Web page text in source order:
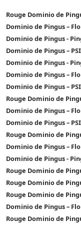
Rouge Dominio de
Dominio de Pingus –
Dominio de Pingus -
Dominio de Pingus –
Dominio de Pingus -
Dominio de Pingus –
Dominio de Pingus –
Rouge Dominio de
Dominio de Pingus –
Dominio de Pingus –
Rouge Dominio de
Dominio de Pingus –
Dominio de Pingus -
Rouge Dominio de
Rouge Dominio de
Rouge Dominio de
Dominio de Pingus –
Rouge Dominio de